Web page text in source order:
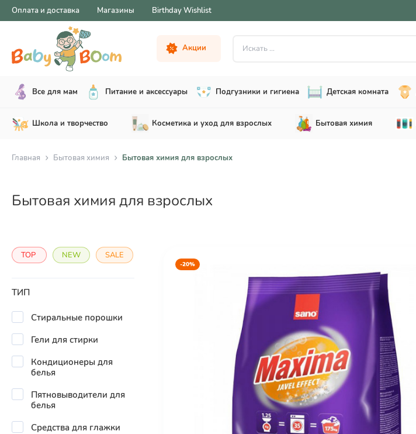
Оплата и доставка Магазины Birthday Wishlist
Акции
Все для мам Питание и аксессуары Подгузники и гигиена Детская комната
Школа и творчество Косметика и уход для взрослых Бытовая химия
Главная Бытовая химия Бытовая химия для взрослых
Бытовая химия для взрослых
TOP NEW SALE
ТИП
Стиральные порошки
Гели для стирки
Кондиционеры для
белья
Пятновыводители для
белья
Средства для глажки
-20%